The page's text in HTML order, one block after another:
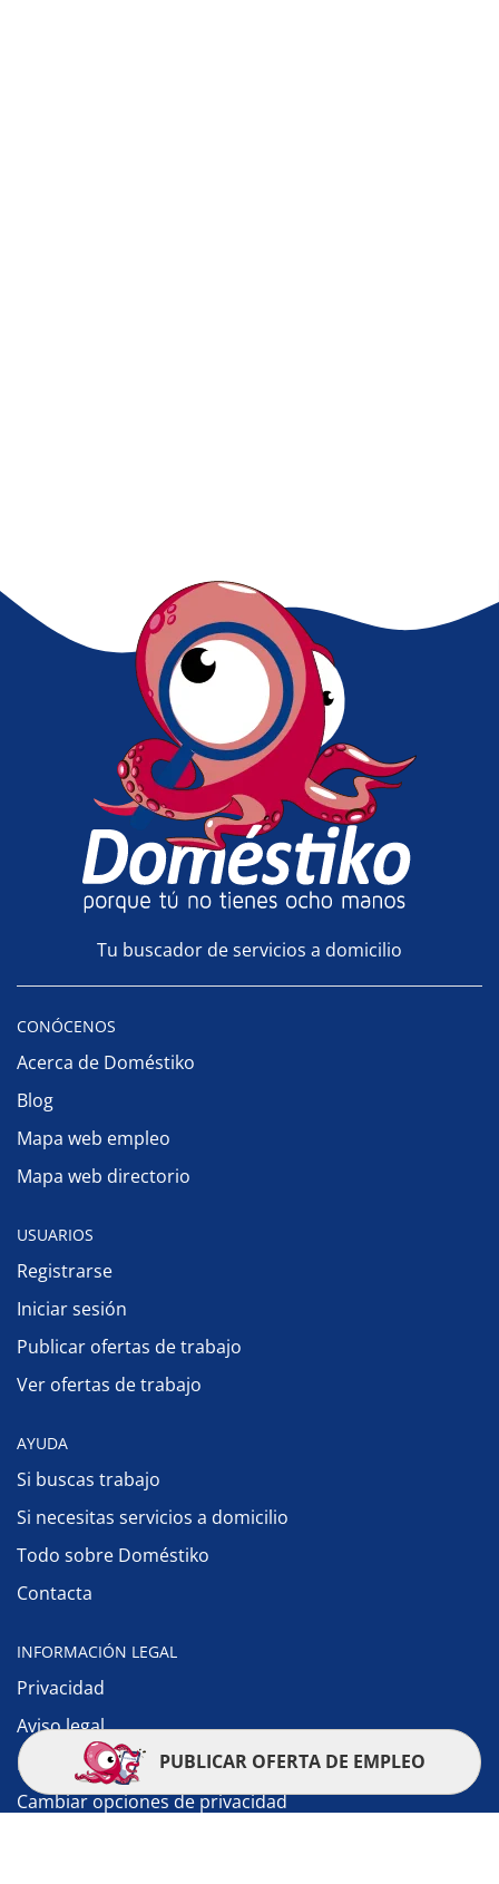
Tu buscador de servicios a domicilio
CONÓCENOS
Acerca de Doméstiko
Blog
Mapa web empleo
Mapa web directorio
USUARIOS
Registrarse
Iniciar sesión
Publicar ofertas de trabajo
Ver ofertas de trabajo
AYUDA
Si buscas trabajo
Si necesitas servicios a domicilio
Todo sobre Doméstiko
Contacta
INFORMACIÓN LEGAL
Privacidad
Aviso legal
Política de cookies
Cambiar opciones de privacidad
PUBLICAR OFERTA DE EMPLEO